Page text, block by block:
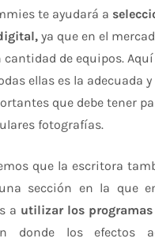
te ayudará a
ya que en el
cantidad de equipos.
ellas es la adecuada
que debe tener
fotografías.
que la escritora
sección en la que
a utilizar los
donde los efectos